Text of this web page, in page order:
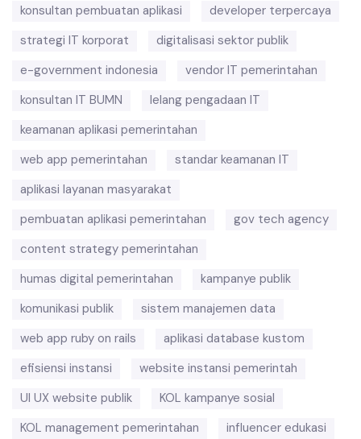
konsultan pembuatan aplikasi
developer terpercaya
strategi IT korporat
digitalisasi sektor publik
e-government indonesia
vendor IT pemerintahan
konsultan IT BUMN
lelang pengadaan IT
keamanan aplikasi pemerintahan
web app pemerintahan
standar keamanan IT
aplikasi layanan masyarakat
pembuatan aplikasi pemerintahan
gov tech agency
content strategy pemerintahan
humas digital pemerintahan
kampanye publik
komunikasi publik
sistem manajemen data
web app ruby on rails
aplikasi database kustom
efisiensi instansi
website instansi pemerintah
UI UX website publik
KOL kampanye sosial
KOL management pemerintahan
influencer edukasi